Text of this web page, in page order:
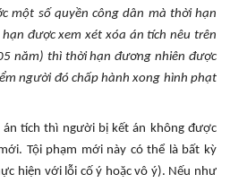
một số quyền công dân mà thời hạn
được xem xét xóa án tích nêu trên
năm) thì thời hạn đương nhiên được
người đó chấp hành xong hình phạt
tích thì người bị kết án không được
Tội phạm mới này có thể là bất kỳ
hiện với lỗi cố ý hoặc vô ý). Nếu như